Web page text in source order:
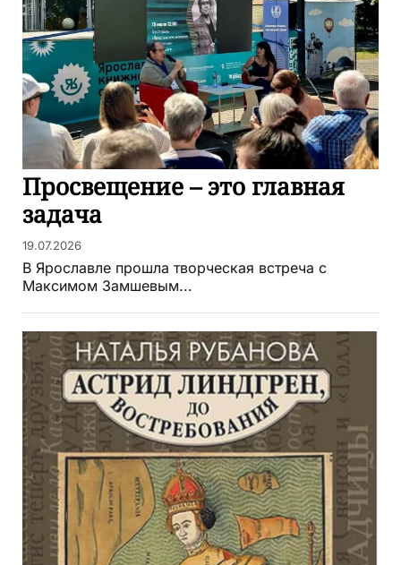
Просвещение – это главная
задача
19.07.2026
В Ярославле прошла творческая встреча с
Максимом Замшевым...